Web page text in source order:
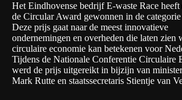
Het Eindhovense bedrijfE-waste Race heeft
de Circular Award gewonnen in de
Deze prijs gaat naar de meest innovatieve
ondernemingen en overheden die laten zien
circulaire economie kan betekenen voor
Tijdens de Nationale Conferentie Circulaire
werd de prijs uitgereikt in bijzijn van
Mark Rutte en staatssecretaris Stientje van